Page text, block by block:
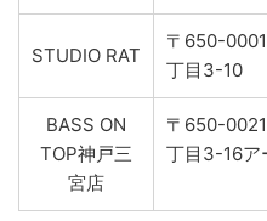
STUDIO RAT
〒650-
丁目3-10
BASS ON
TOP神戸三
宮店
〒650-
丁目3-16ア